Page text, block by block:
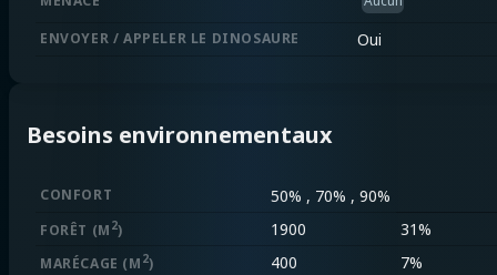
ENVOYER / APPELER LE DINOSAURE
Oui
Besoins environnementaux
CONFORT 50% , 70% , 90%
FORÊT (M 2) 1900 31%
MARÉCAGE (M 2) 400 7%